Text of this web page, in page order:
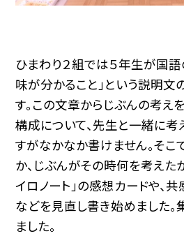
ひまわり２組では５年生が国
味が分かること」という説明文
す。この文章からじぶんの考え
構成について、先生と一緒に考
すがなかなか書けません。そこ
か、じぶんがその時何を考えた
イロノート」の感想カードや、共
などを見直し書き始めました。
ました。